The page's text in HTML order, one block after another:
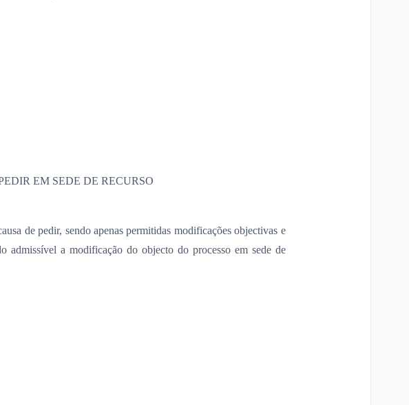
EM SEDE DE RECURSO
de pedir, sendo apenas permitidas modificações objectivas e
admissível a modificação do objecto do processo em sede de